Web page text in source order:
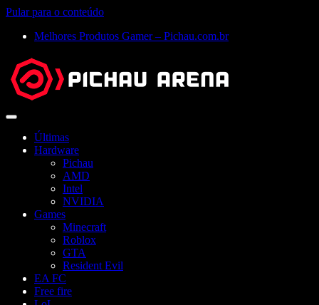
Pular para o conteúdo
Melhores Produtos Gamer – Pichau.com.br
Abrir
Últimas
Hardware
Pichau
AMD
Intel
NVIDIA
Games
Minecraft
Roblox
GTA
Resident Evil
EA FC
Free fire